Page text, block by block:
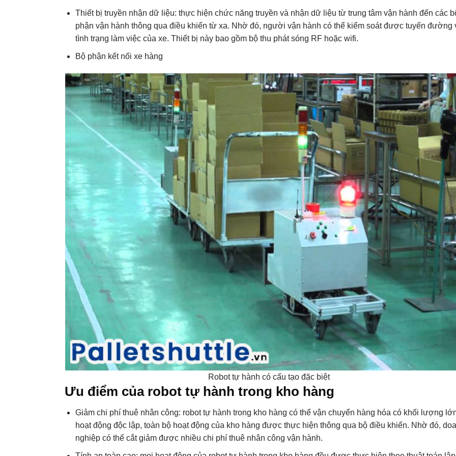
Thiết bị truyền nhận dữ liệu: thực hiện chức năng truyền và nhận dữ liệu từ trung tâm vận hành đến các
phận vận hành thông qua điều khiển từ xa. Nhờ đó, người vận hành có thể kiểm soát được tuyến đường
tình trạng làm việc của xe. Thiết bị này bao gồm bộ thu phát sóng RF hoặc wifi.
Bộ phận kết nối xe hàng
Robot tự hành có cấu tạo đặc biệt
Ưu điểm của robot tự hành trong kho hàng
Giảm chi phí thuê nhân công: robot tự hành trong kho hàng có thể vận chuyển hàng hóa có khối lượng
hoạt động độc lập, toàn bộ hoạt động của kho hàng được thực hiện thông qua bộ điều khiển. Nhờ đó,
nghiệp có thể cắt giảm được nhiều chi phí thuê nhân công vận hành.